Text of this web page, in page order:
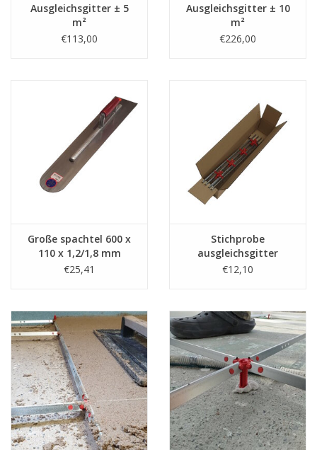
Ausgleichsgitter ± 5
m²
€113,00
Ausgleichsgitter ± 10
m²
€226,00
Große spachtel 600 x
110 x 1,2/1,8 mm
€25,41
Stichprobe
ausgleichsgitter
(Höhenverstellung 1-
€12,10